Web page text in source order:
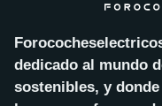
dedicado al mundo
sostenibles, y